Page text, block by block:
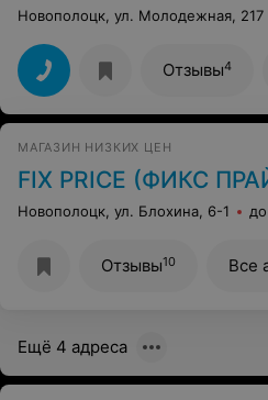
Новополоцк, ул. Молодежная, 217
Отзывы4
МАГАЗИН НИЗКИХ ЦЕН
FIX PRICE (ФИКС
Новополоцк, ул. Блохина, 6-1
Отзывы10 Все
Ещё 4 адреса